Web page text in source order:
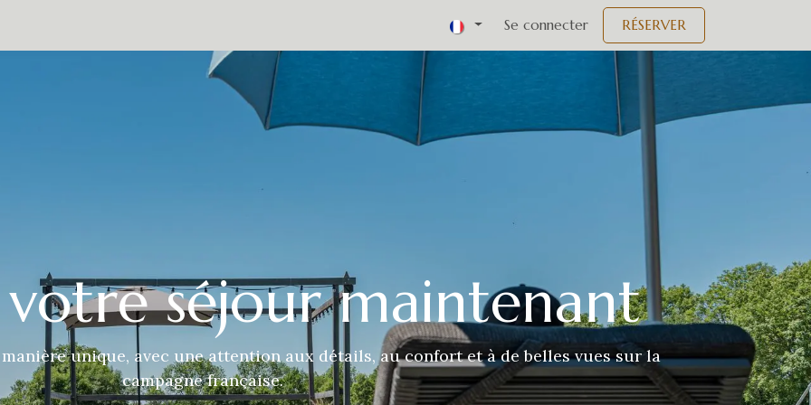
Événements Se connecter RÉSERVER
votre séjour maintenant
unique, avec une attention aux détails, au confort et à de belles vues sur la
campagne française.